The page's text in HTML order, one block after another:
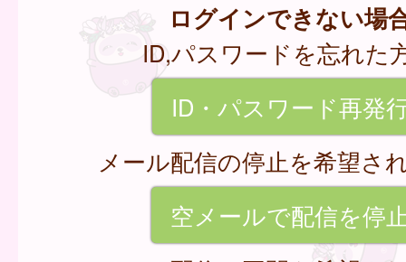
ログインできない場
ID,パスワードを忘れた
ID・パスワード再発
メール配信の停止を希望さ
空メールで配信を停